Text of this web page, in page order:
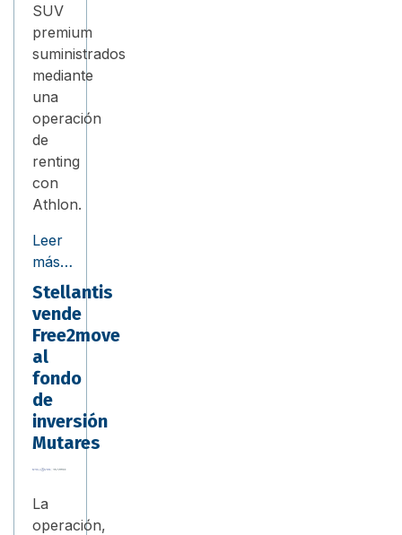
SUV
premium
suministrados
mediante
una
operación
de
renting
con
Athlon.
Leer
más…
Stellantis
vende
Free2move
al
fondo
de
inversión
Mutares
La
operación,